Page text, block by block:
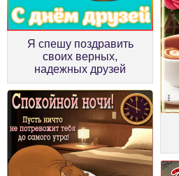
Я спешу поздравить
своих верных,
надежных друзей